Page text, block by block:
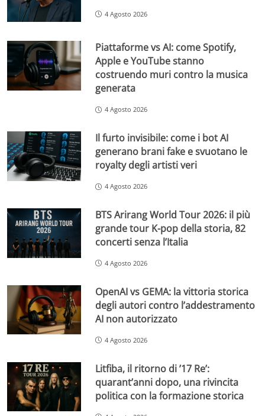
4 Agosto 2026
Piattaforme vs AI: come Spotify,
Apple e YouTube stanno
costruendo muri contro la musica
generata
4 Agosto 2026
Il furto invisibile: come i bot AI
generano brani fake e svuotano le
royalty degli artisti veri
4 Agosto 2026
BTS Arirang World Tour 2026: il più
grande tour K-pop della storia, 82
concerti senza l’Italia
4 Agosto 2026
OpenAI vs GEMA: la vittoria storica
degli autori contro l’addestramento
AI non autorizzato
4 Agosto 2026
Litfiba, il ritorno di ’17 Re’:
quarant’anni dopo, una rivincita
politica con la formazione storica